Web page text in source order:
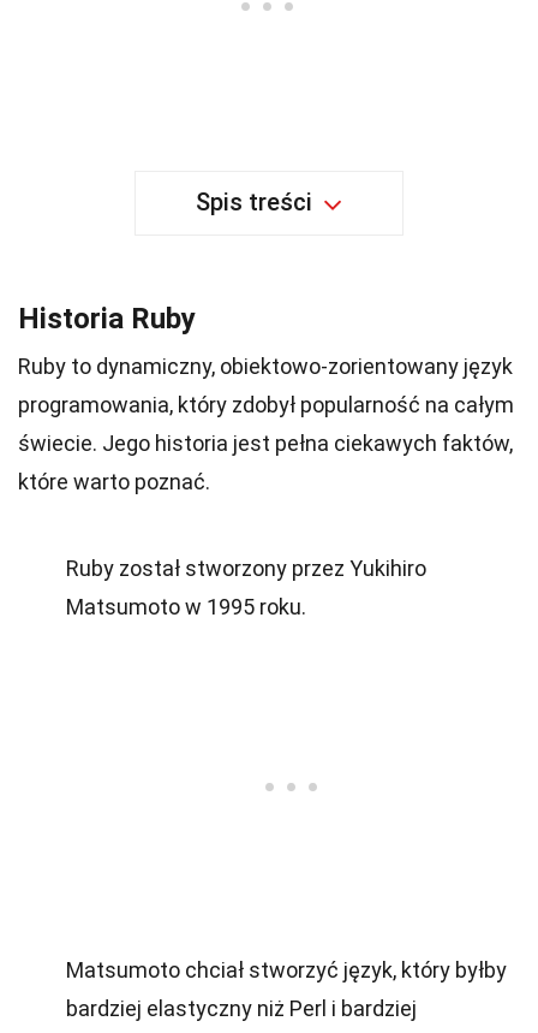
Spis treści
Historia Ruby
Ruby to dynamiczny, obiektowo-zorientowany język
programowania, który zdobył popularność na całym
świecie. Jego historia jest pełna ciekawych faktów,
które warto poznać.
Ruby został stworzony przez Yukihiro
Matsumoto w 1995 roku.
Matsumoto chciał stworzyć język, który byłby
bardziej elastyczny niż Perl i bardziej